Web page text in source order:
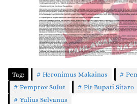
Tag: Heronimus Makainas
Pemprov Sulut
Plt Bupati Sitaro
Yulius Selvanus